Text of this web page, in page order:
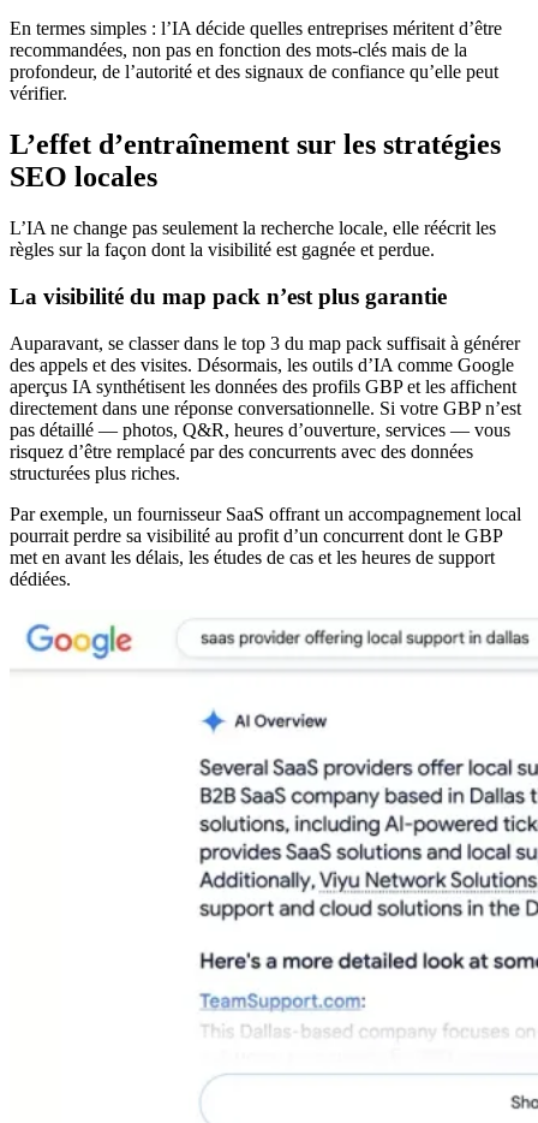
En termes simples : l’IA décide quelles entreprises méritent d’être
recommandées, non pas en fonction des mots-clés mais de la
profondeur, de l’autorité et des signaux de confiance qu’elle peut
vérifier.
L’effet d’entraînement sur les stratégies
SEO locales
L’IA ne change pas seulement la recherche locale, elle réécrit les
règles sur la façon dont la visibilité est gagnée et perdue.
La visibilité du map pack n’est plus garantie
Auparavant, se classer dans le top 3 du map pack suffisait à générer
des appels et des visites. Désormais, les outils d’IA comme Google
aperçus IA synthétisent les données des profils GBP et les affichent
directement dans une réponse conversationnelle. Si votre GBP n’est
pas détaillé — photos, Q&R, heures d’ouverture, services — vous
risquez d’être remplacé par des concurrents avec des données
structurées plus riches.
Par exemple, un fournisseur SaaS offrant un accompagnement local
pourrait perdre sa visibilité au profit d’un concurrent dont le GBP
met en avant les délais, les études de cas et les heures de support
dédiées.